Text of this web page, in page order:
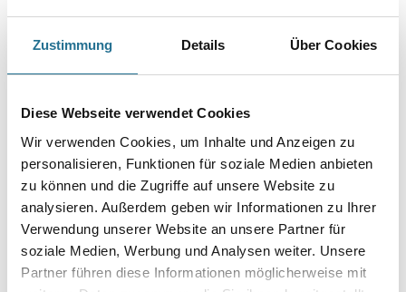
Zustimmung Details Über Cookies
Diese Webseite verwendet Cookies
Wir verwenden Cookies, um Inhalte und Anzeigen zu
personalisieren, Funktionen für soziale Medien anbieten
zu können und die Zugriffe auf unsere Website zu
analysieren. Außerdem geben wir Informationen zu Ihrer
Verwendung unserer Website an unsere Partner für
soziale Medien, Werbung und Analysen weiter. Unsere
Partner führen diese Informationen möglicherweise mit
sogar für die Verklebung spaltbarer Tapeten geeignet. Als starker Kleber
nässeunempfindlich und verbessert die Feuchtfestigkeit – für einen
Zahnspachtel kann der transparent trocknende Tapetenkleber leicht und
werden. Zugelassen auch als Schiffsausrüstungsprodukt, ist der Kleber
ergiebig für bis zu 3,75m² Tapete.